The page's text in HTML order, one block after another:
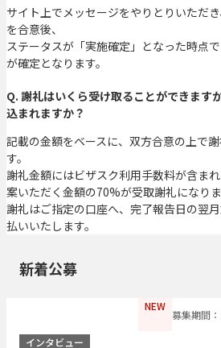
サイト上でメッセージをやりとりいただ
を合意後、
ステータスが「実施確定」となった時点
が確定となります。
Q. 謝礼はいくら受け取ることができます
込まれますか？
記載の金額をベースに、双方合意の上で
す。
謝礼金額にはビザスク利用手数料が含ま
案いただく金額の70%が受取謝礼になりま
謝礼はご指定の口座へ、完了報告日の翌
払いいたします。
新着公募
NEW
募集期間
インタビュー